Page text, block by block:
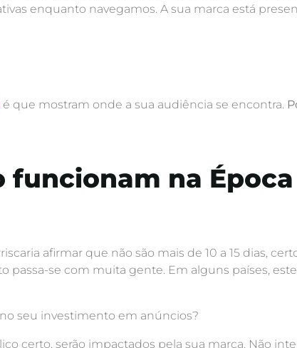
enquanto navegamos. A sua marca está
é que mostram onde a sua audiência se encontra.
funcionam na
afirmar que não são mais de 10 a 15 dias,
se com muita gente. Em alguns países,
seu investimento em anúncios?
certo, serão impactados pela sua marca. Não